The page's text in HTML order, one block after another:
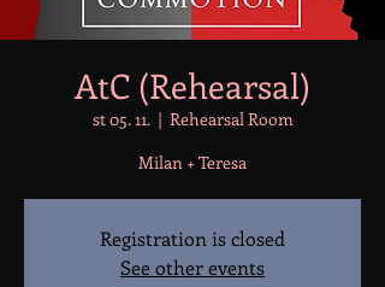
AtC (Rehearsal)
st 05. 11.
  |
Rehearsal Room
Milan + Teresa
Registration is closed
See other events